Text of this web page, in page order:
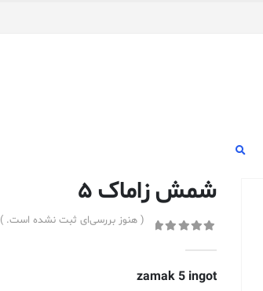
شمش زاماک ۵
( هنوز بررسی‌ای ثبت نشده است. )
zamak 5 ingot